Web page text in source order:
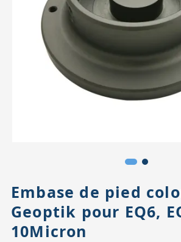
Accessoires pour montures
Pièces détachées
Embase de pied
Geoptik pour EQ6,
10Micron